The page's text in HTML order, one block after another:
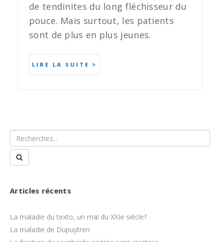
de tendinites du long fléchisseur du
pouce. Mais surtout, les patients
sont de plus en plus jeunes.
LIRE LA SUITE
Articles récents
La maladie du texto, un mal du XXIe siècle?
La maladie de Dupuytren